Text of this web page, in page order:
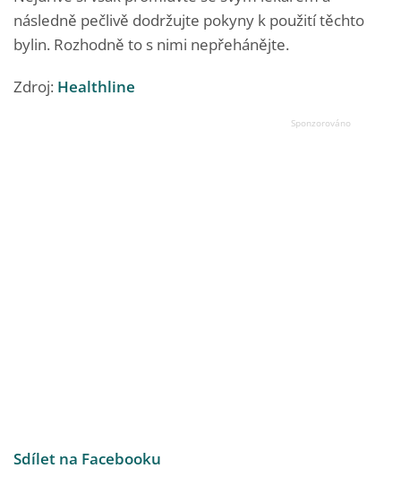
následně pečlivě dodržujte pokyny k použití těchto
bylin. Rozhodně to s nimi nepřehánějte.
Zdroj: Healthline
Sdílet na Facebooku